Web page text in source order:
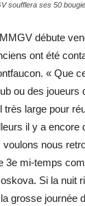
soufflera ses 50
débute
ont été
« Que
ou des joueurs
très large pour
il y a encore
voulons nous
3e mi-temps
Si la nuit
grosse journée